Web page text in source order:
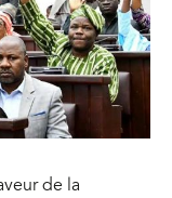
de la